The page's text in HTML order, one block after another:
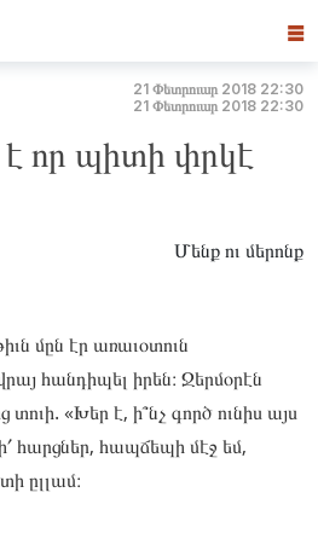
☰
21 Փետրուար 2018 22:30
21 Փետրուար 2018 22:30
որ պիտի փրկէ
Մենք ու մերոնք
մըն էր առաւօտուն
հանդիպել իրեն։ Ջերմօրէն
տուի. «Խեր է, ի՞նչ գործ ունիս այս
հարցներ, հապճեպի մէջ եմ,
ըլլամ։